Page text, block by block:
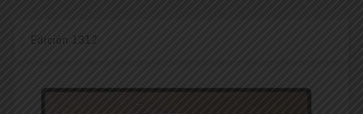
Edición 1312